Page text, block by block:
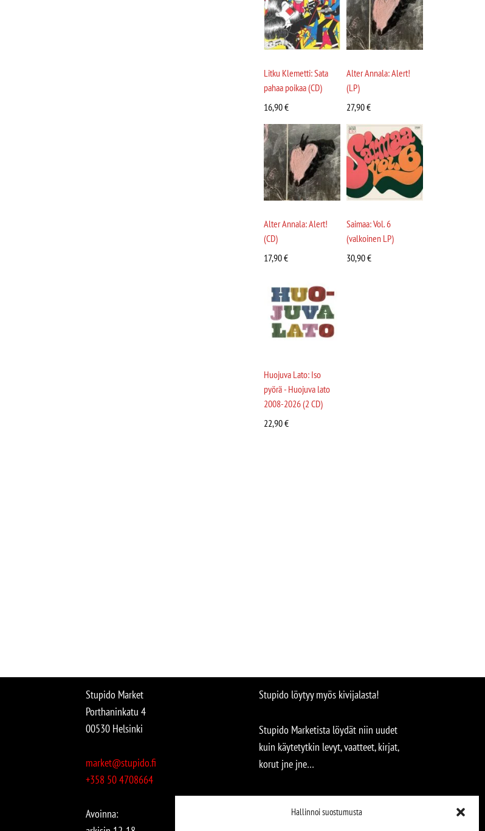
Hallinnoi suostumusta
Litku Klemetti: Sata
pahaa poikaa (CD)
16,90€
Alter Annala: Alert!
(LP)
27,90€
Alter Annala: Alert!
(CD)
17,90€
Saimaa: Vol. 6
(valkoinen LP)
30,90€
Huojuva Lato: Iso
pyörä - Huojuva lato
2008-2026 (2 CD)
22,90€
Stupido Market
Porthaninkatu 4
00530 Helsinki
market@stupido.fi
+358 50 4708664
Avoinna:
Stupido löytyy myös kivijalasta!
Stupido Marketista löydät niin uudet
kuin käytetytkin levyt, vaatteet, kirjat,
korut jne jne…